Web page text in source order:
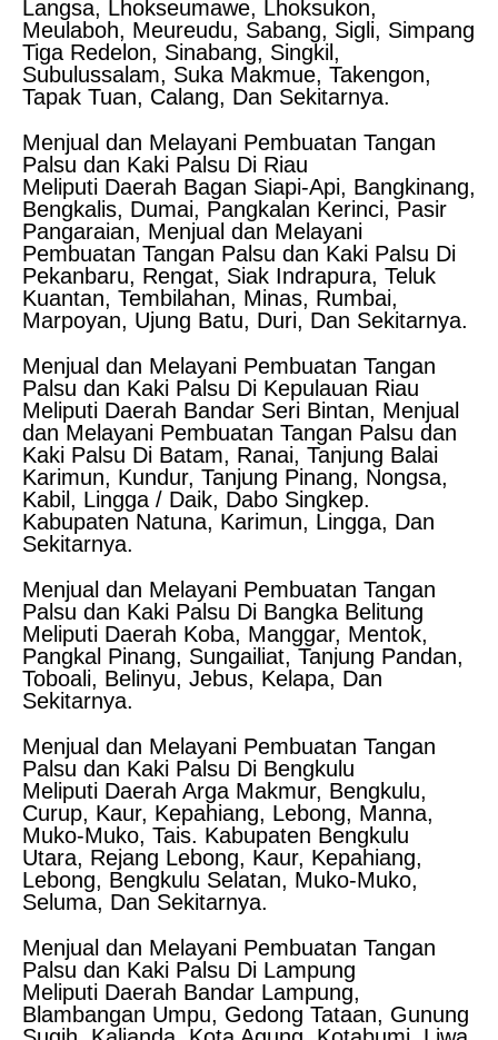
Langsa, Lhokseumawe, Lhoksukon,
Meulaboh, Meureudu, Sabang, Sigli, Simpang
Tiga Redelon, Sinabang, Singkil,
Subulussalam, Suka Makmue, Takengon,
Tapak Tuan, Calang, Dan Sekitarnya.
Menjual dan Melayani Pembuatan Tangan
Palsu dan Kaki Palsu Di Riau
Meliputi Daerah Bagan Siapi-Api, Bangkinang,
Bengkalis, Dumai, Pangkalan Kerinci, Pasir
Pangaraian, Menjual dan Melayani
Pembuatan Tangan Palsu dan Kaki Palsu Di
Pekanbaru, Rengat, Siak Indrapura, Teluk
Kuantan, Tembilahan, Minas, Rumbai,
Marpoyan, Ujung Batu, Duri, Dan Sekitarnya.
Menjual dan Melayani Pembuatan Tangan
Palsu dan Kaki Palsu Di Kepulauan Riau
Meliputi Daerah Bandar Seri Bintan, Menjual
dan Melayani Pembuatan Tangan Palsu dan
Kaki Palsu Di Batam, Ranai, Tanjung Balai
Karimun, Kundur, Tanjung Pinang, Nongsa,
Kabil, Lingga / Daik, Dabo Singkep.
Kabupaten Natuna, Karimun, Lingga, Dan
Sekitarnya.
Menjual dan Melayani Pembuatan Tangan
Palsu dan Kaki Palsu Di Bangka Belitung
Meliputi Daerah Koba, Manggar, Mentok,
Pangkal Pinang, Sungailiat, Tanjung Pandan,
Toboali, Belinyu, Jebus, Kelapa, Dan
Sekitarnya.
Menjual dan Melayani Pembuatan Tangan
Palsu dan Kaki Palsu Di Bengkulu
Meliputi Daerah Arga Makmur, Bengkulu,
Curup, Kaur, Kepahiang, Lebong, Manna,
Muko-Muko, Tais. Kabupaten Bengkulu
Utara, Rejang Lebong, Kaur, Kepahiang,
Lebong, Bengkulu Selatan, Muko-Muko,
Seluma, Dan Sekitarnya.
Menjual dan Melayani Pembuatan Tangan
Palsu dan Kaki Palsu Di Lampung
Meliputi Daerah Bandar Lampung,
Blambangan Umpu, Gedong Tataan, Gunung